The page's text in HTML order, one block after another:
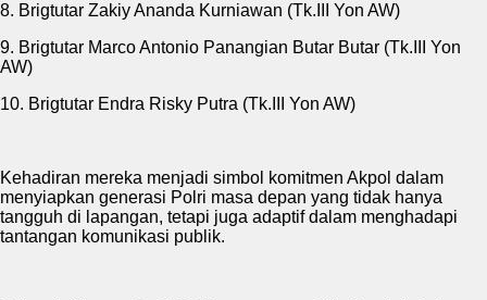
8. Brigtutar Zakiy Ananda Kurniawan (Tk.III Yon AW)
9. Brigtutar Marco Antonio Panangian Butar Butar (Tk.III Yon
AW)
10. Brigtutar Endra Risky Putra (Tk.III Yon AW)
Kehadiran mereka menjadi simbol komitmen Akpol dalam
menyiapkan generasi Polri masa depan yang tidak hanya
tangguh di lapangan, tetapi juga adaptif dalam menghadapi
tantangan komunikasi publik.